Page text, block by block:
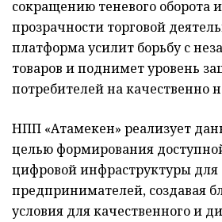
сокращению теневого оборота
прозрачности торговой
платформа усилит борьбу с
товаров и поднимет уровень
потребителей на качественно
НПП «Атамекен» реализует
целью формирования
цифровой инфраструктуры для
предпринимателей, создавая
условия для качественного и